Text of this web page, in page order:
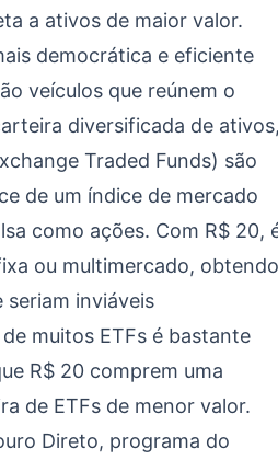
a ativos de maior valor.
democrática e eficiente
veículos que reúnem o
diversificada de
Traded Funds) são
de um índice de mercado
como ações. Com R$ 20,
ou multimercado, obtendo
seriam inviáveis
muitos ETFs é bastante
R$ 20 comprem uma
de ETFs de menor valor.
Direto, programa do